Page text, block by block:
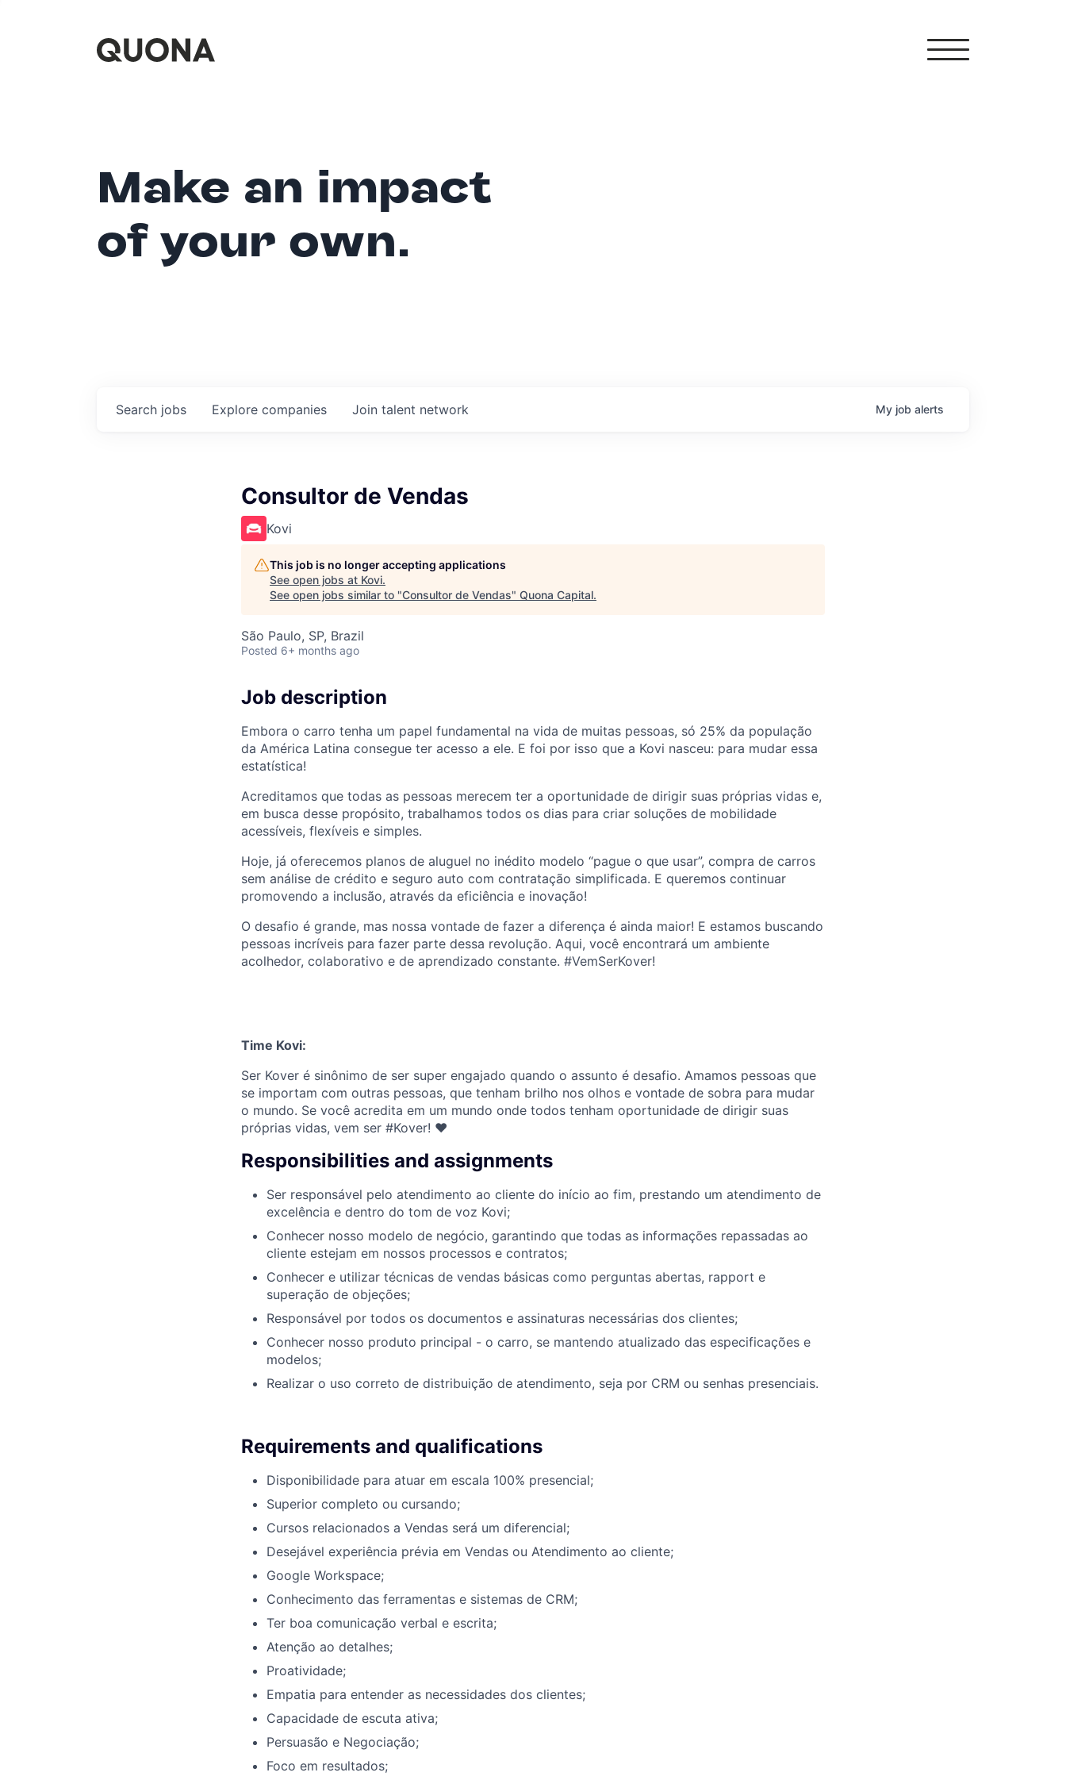
Make an impact
of your own.
Search jobs Explore companies Join talent network My job alerts
Consultor de Vendas
Kovi
This job is no longer accepting applications
See open jobs at Kovi.
See open jobs similar to "Consultor de Vendas" Quona Capital.
São Paulo, SP, Brazil
Posted 6+ months ago
Job description
Embora o carro tenha um papel fundamental na vida de muitas pessoas, só 25% da população
da América Latina consegue ter acesso a ele. E foi por isso que a Kovi nasceu: para mudar essa
estatística!
Acreditamos que todas as pessoas merecem ter a oportunidade de dirigir suas próprias vidas e,
em busca desse propósito, trabalhamos todos os dias para criar soluções de mobilidade
acessíveis, flexíveis e simples.
Hoje, já oferecemos planos de aluguel no inédito modelo “pague o que usar”, compra de carros
sem análise de crédito e seguro auto com contratação simplificada. E queremos continuar
promovendo a inclusão, através da eficiência e inovação!
O desafio é grande, mas nossa vontade de fazer a diferença é ainda maior! E estamos buscando
pessoas incríveis para fazer parte dessa revolução. Aqui, você encontrará um ambiente
acolhedor, colaborativo e de aprendizado constante. #VemSerKover!
Time Kovi:
Ser Kover é sinônimo de ser super engajado quando o assunto é desafio. Amamos pessoas que
se importam com outras pessoas, que tenham brilho nos olhos e vontade de sobra para mudar
o mundo. Se você acredita em um mundo onde todos tenham oportunidade de dirigir suas
próprias vidas, vem ser #Kover! ♥
Responsibilities and assignments
Ser responsável pelo atendimento ao cliente do início ao fim, prestando um atendimento de
excelência e dentro do tom de voz Kovi;
Conhecer nosso modelo de negócio, garantindo que todas as informações repassadas ao
cliente estejam em nossos processos e contratos;
Conhecer e utilizar técnicas de vendas básicas como perguntas abertas, rapport e
superação de objeções;
Responsável por todos os documentos e assinaturas necessárias dos clientes;
Conhecer nosso produto principal - o carro, se mantendo atualizado das especificações e
modelos;
Realizar o uso correto de distribuição de atendimento, seja por CRM ou senhas presenciais.
Requirements and qualifications
Disponibilidade para atuar em escala 100% presencial;
Superior completo ou cursando;
Cursos relacionados a Vendas será um diferencial;
Desejável experiência prévia em Vendas ou Atendimento ao cliente;
Google Workspace;
Conhecimento das ferramentas e sistemas de CRM;
Ter boa comunicação verbal e escrita;
Atenção ao detalhes;
Proatividade;
Empatia para entender as necessidades dos clientes;
Capacidade de escuta ativa;
Persuasão e Negociação;
Foco em resultados;